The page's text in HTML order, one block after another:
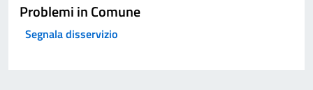
Problemi in Comune
Segnala disservizio